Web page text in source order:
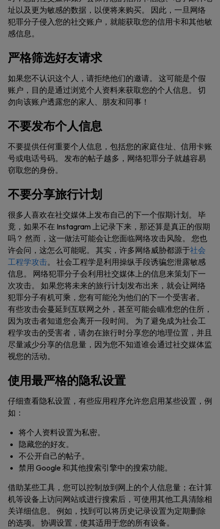
址以及更为敏感的数据，以便将来购买。 因此，一旦网络
犯罪分子侵入您的社交账户，就能获取您的信用卡和其他敏
感信息。
严格筛选好友请求
如果您不认识这个人，请拒绝他们的邀请。 这可能是个假
账户，目的是通过浏览个人资料来获取您的个人信息。 切
勿向该账户透露您的家人、朋友和同事！
不要发布个人信息
不要提供任何重要个人信息，包括您的家庭住址、信用卡账
号或电话号码。 发布的帖子越多，网络犯罪分子就越容易
窃取您的身份。
不要分享旅行计划
很多人喜欢在社交媒体上发布自己的下一个假期计划。 毕
竟，如果不在 Instagram 上记录下来，那还算是真正的假期
吗？ 然而，这一做法可能会让您面临网络攻击风险。 您也
许会问，这怎么可能呢。 其实，许多网络威胁都源于社会
工程学攻击。 社会工程学是利用操纵手段诱骗您泄露敏感
信息。 网络犯罪分子会利用社交媒体上的信息来策划下一
次攻击。 如果您将未来的旅行计划发布出来，就会让网络
犯罪分子有机可乘，您有可能沦为他们的下一个受害者。
有些攻击会蔓延到互联网之外，甚至可能会瞄准您的住所，
因为攻击者知道您会离开一段时间。 为了避免成为社会工
程学攻击的受害者，请勿在旅行时分享您的地理位置，并且
尽量减少分享的信息量，因为您不知道谁会通过社交媒体监
视您的活动。
使用最严格的隐私设置
仔细查看隐私设置，有些应用程序允许您启用某些设置，例
如：
将个人资料设置为私密。
隐藏您的好友。
不公开自己的帖子。
禁用 Google 和其他搜索引擎中的搜索功能。
借助某些工具，您可以控制放到网上的个人信息量；在计算
机等设备上访问网站或进行搜索后，可使用其他工具清除相
关详细信息。 例如，找到可以将历史记录设置为定期删除
的选项。 协调设置，使其适用于您的所有设备。